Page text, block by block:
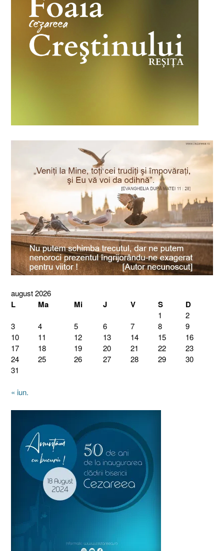
august 2026
L Ma Mi J V S D
1
2
3
4 5 6 7 8
9
10
11 12 13 14 15
16
17
18 19 20 21 22
23
24
25 26 27 28 29
30
31
« iun.